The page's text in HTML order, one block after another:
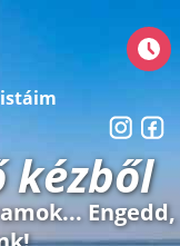
kézből
Engedd,